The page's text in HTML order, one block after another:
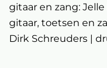
gitaar en zang:
gitaar, toetsen en
Dirk Schreuders |